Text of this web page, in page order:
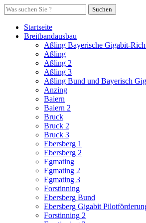
Suchen
Startseite
Breitbandausbau
Aßling Bayerische Gigabit-
Aßling
Aßling 2
Aßling 3
Aßling Bund und Bayerisch
Anzing
Baiern
Baiern 2
Bruck
Bruck 2
Bruck 3
Ebersberg 1
Ebersberg 2
Egmating
Egmating 2
Egmating 3
Forstinning
Ebersberg Bund
Ebersberg Gigabit
Forstinning 2